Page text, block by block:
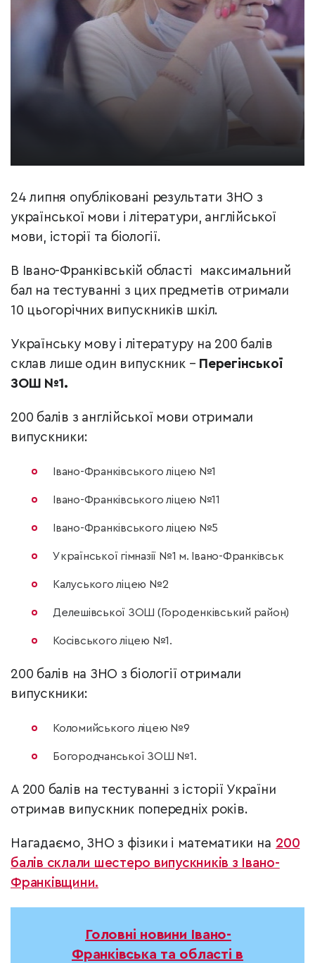
24 липня опубліковані результати ЗНО з
української мови і літератури, англійської
мови, історії та біології.
В Івано-Франківській області максимальний
бал на тестуванні з цих предметів отримали
10 цьогорічних випускників шкіл.
Українську мову і літературу на 200 балів
склав лише один випускник – Перегінської
ЗОШ №1.
200 балів з англійської мови отримали
випускники:
Івано-Франківського ліцею №1
Івано-Франківського ліцею №11
Івано-Франківського ліцею №5
Української гімназії №1 м. Івано-Франківськ
Калуського ліцею №2
Делешівської ЗОШ (Городенківський район)
Косівського ліцею №1.
200 балів на ЗНО з біології отримали
випускники:
Коломийського ліцею №9
Богородчанської ЗОШ №1.
А 200 балів на тестуванні з історії України
отримав випускник попередніх років.
Нагадаємо, ЗНО з фізики і математики на 200
балів склали шестеро випускників з Івано-
Франківщини.
Головні новини Івано-
Франківська та області в